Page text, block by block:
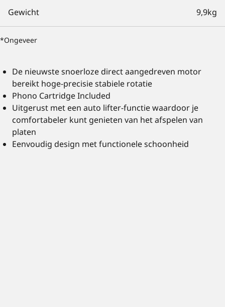
Gewicht 9,9kg
*Ongeveer
De nieuwste snoerloze direct aangedreven motor
bereikt hoge-precisie stabiele rotatie
Phono Cartridge Included
Uitgerust met een auto lifter-functie waardoor je
comfortabeler kunt genieten van het afspelen van
platen
Eenvoudig design met functionele schoonheid